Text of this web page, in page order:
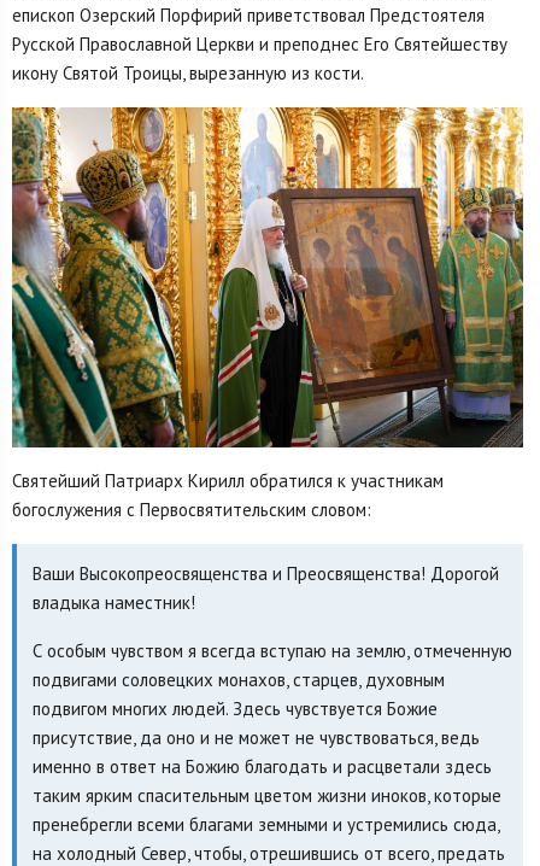
епископ Озерский Порфирий приветствовал Предстоятеля
Русской Православной Церкви и преподнес Его Святейшеству
икону Святой Троицы, вырезанную из кости.
Святейший Патриарх Кирилл обратился к участникам
богослужения с Первосвятительским словом:
Ваши Высокопреосвященства и Преосвященства! Дорогой
владыка наместник!
С особым чувством я всегда вступаю на землю, отмеченную
подвигами соловецких монахов, старцев, духовным
подвигом многих людей. Здесь чувствуется Божие
присутствие, да оно и не может не чувствоваться, ведь
именно в ответ на Божию благодать и расцветали здесь
таким ярким спасительным цветом жизни иноков, которые
пренебрегли всеми благами земными и устремились сюда,
на холодный Север, чтобы, отрешившись от всего, предать